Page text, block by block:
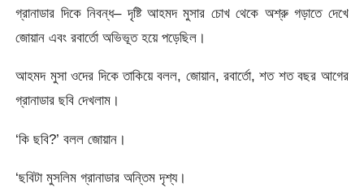
গ্রানাডার দিকে নিবন্ধ– দৃষ্টি আহমদ মুসার চোখ থেকে অশ্রু গড়াতে দেখে
জোয়ান এবং রবার্তো অভিভূত হয়ে পড়েছিল।
আহমদ মুসা ওদের দিকে তাকিয়ে বলল, জোয়ান, রবার্তো, শত শত বছর আগের
গ্রানাডার ছবি দেখলাম।
‘কি ছবি?’ বলল জোয়ান।
‘ছবিটা মুসলিম গ্রানাডার অন্তিম দৃশ্য।